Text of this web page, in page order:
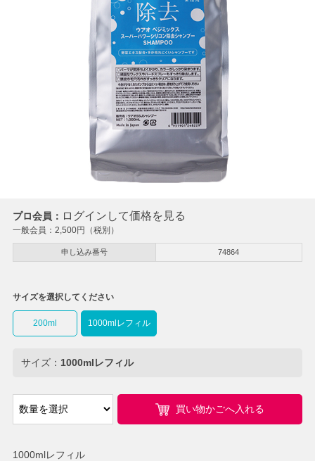
プロ会員： ログインして価格を見る
一般会員： 2,500円（税別）
申し込み番号 74864
1000mlレフィル
サイズを選択してください
200ml 1000mlレフィル
サイズ： 1000mlレフィル
買い物かごへ入れる